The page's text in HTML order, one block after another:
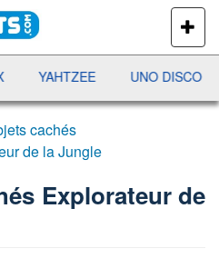
PLUS
DE
JEUX
YAHTZEE UNO DISCO
cachés
de la Jungle
Explorateur de